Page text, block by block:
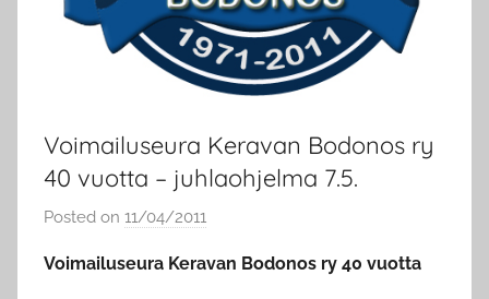
Voimailuseura Keravan Bodonos ry
40 vuotta – juhlaohjelma 7.5.
Posted on 11/04/2011
a
Voimailuseura Keravan Bodonos ry 40 vuotta